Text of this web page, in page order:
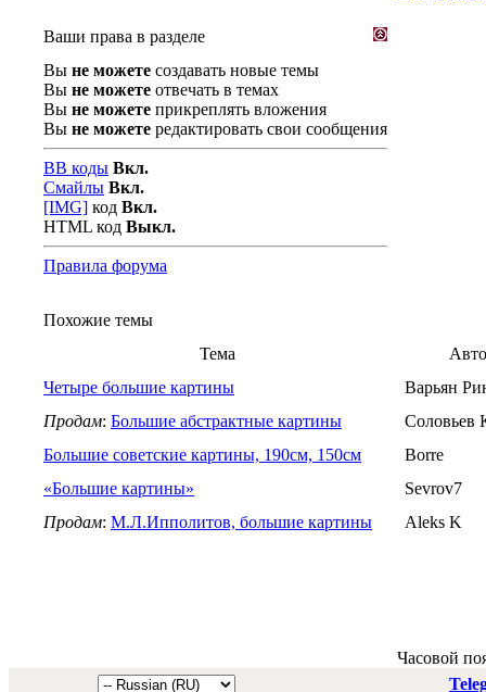
Ваши права в разделе
Вы не можете создавать новые темы
Вы не можете отвечать в темах
Вы не можете прикреплять вложения
Вы не можете редактировать свои сообщения
BB коды Вкл.
Смайлы Вкл.
[IMG] код Вкл.
HTML код Выкл.
Правила форума
Похожие темы
Тема
Четыре большие картины
Варьян
Продам: Большие абстрактные картины
Соловьев
Большие советские картины, 190см, 150см
Borre
«Большие картины»
Sevrov7
Продам: М.Л.Ипполитов, большие картины Aleks K
Часовой